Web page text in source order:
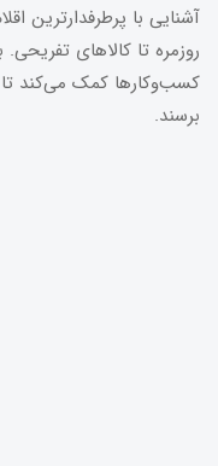
آشنایی با پرطرفدارترین
روزمره تا کالاهای
کسب‌وکارها کمک می‌کند تا
برسند.